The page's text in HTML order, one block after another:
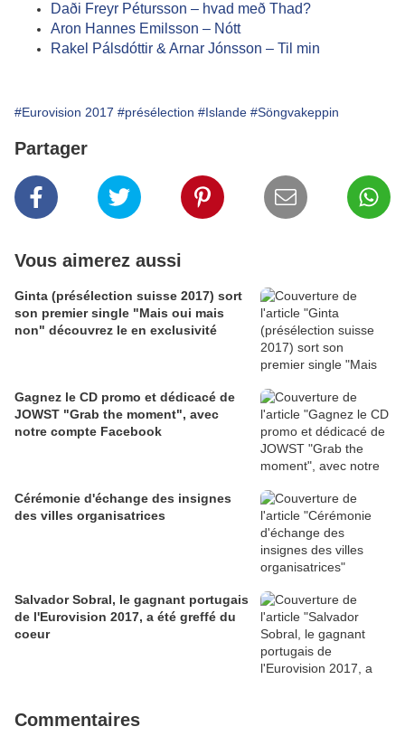
Daði Freyr Pétursson – hvad með Thad?
Aron Hannes Emilsson – Nótt
Rakel Pálsdóttir & Arnar Jónsson – Til min
#Eurovision 2017 #présélection #Islande #Söngvakeppin
Partager
Vous aimerez aussi
Ginta (présélection suisse 2017) sort
son premier single "Mais oui mais
non" découvrez le en exclusivité
Gagnez le CD promo et dédicacé de
JOWST "Grab the moment", avec
notre compte Facebook
Cérémonie d'échange des insignes
des villes organisatrices
Salvador Sobral, le gagnant portugais
de l'Eurovision 2017, a été greffé du
coeur
Commentaires